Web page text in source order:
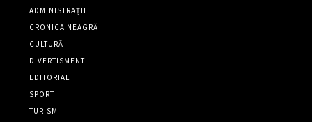
ADMINISTRAȚIE
CRONICA NEAGRĂ
CULTURĂ
DIVERTISMENT
EDITORIAL
SPORT
TURISM